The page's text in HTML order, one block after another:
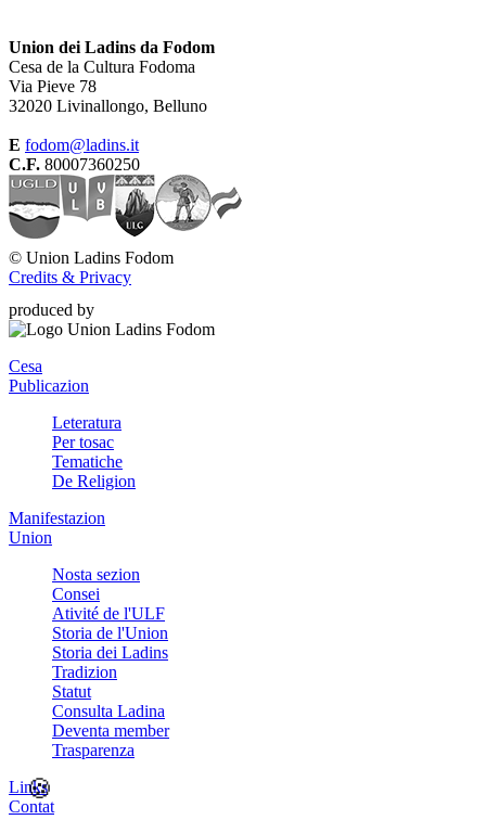
Union dei Ladins da Fodom
Cesa de la Cultura Fodoma
Via Pieve 78
32020 Livinallongo, Belluno
E fodom@ladins.it
C.F. 80007360250
© Union Ladins Fodom
Credits & Privacy
produced by
Cesa
Publicazion
Leteratura
Per tosac
Tematiche
De Religion
Manifestazion
Union
Nosta sezion
Consei
Ativité de l'ULF
Storia de l'Union
Storia dei Ladins
Tradizion
Statut
Consulta Ladina
Deventa member
Trasparenza
Links
Contat
🍪